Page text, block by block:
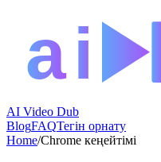
AI Video Dub
BlogFAQТегін орнату
Home/Chrome кеңейтімі